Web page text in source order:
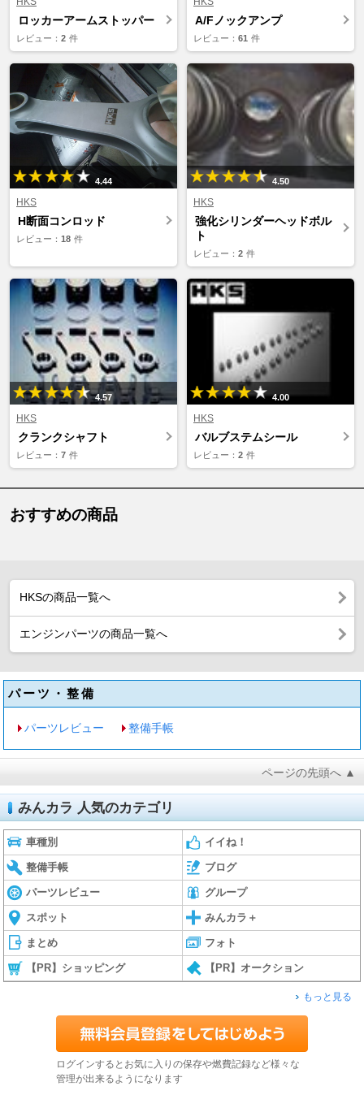
ロッカーアームストッパー
レビュー： 2 件
A/Fノックアンプ
レビュー： 61 件
4.44
HKS
H断面コンロッド
レビュー： 18 件
4.50
HKS
強化シリンダーヘッドボル
ト
レビュー： 2 件
4.57
HKS
クランクシャフト
レビュー： 7 件
4.00
HKS
バルブステムシール
レビュー： 2 件
おすすめの商品
HKSの商品一覧へ
エンジンパーツの商品一覧へ
パーツ・整備
パーツレビュー 整備手帳
ページの先頭へ ▲
みんカラ 人気のカテゴリ
車種別 イイね！
整備手帳 ブログ
パーツレビュー グループ
スポット みんカラ＋
まとめ フォト
【PR】ショッピング 【PR】オークション
もっと見る
ログインするとお気に入りの保存や燃費記録など様々な
管理が出来るようになります